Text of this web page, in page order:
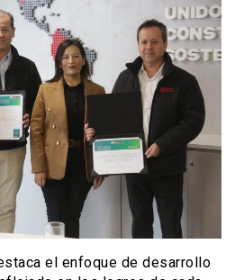
el enfoque de desarrollo